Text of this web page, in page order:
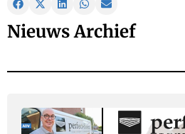
Nieuws Archief